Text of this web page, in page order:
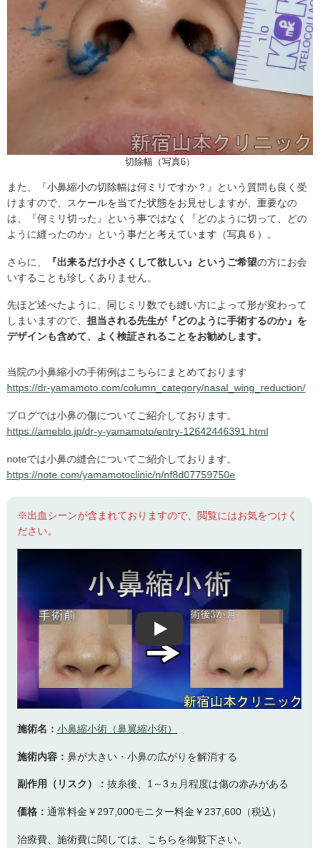
切除幅（写真6）
また、『小鼻縮小の切除幅は何ミリですか？』という質問も良く受
けますので、スケールを当てた状態をお見せしますが、重要なの
は、『何ミリ切った』という事ではなく『どのように切って、どの
ように縫ったのか』という事だと考えています（写真６）。
さらに、 『出来るだけ小さくして欲しい』というご希望の方にお会
いすることも珍しくありません。
先ほど述べたように、同じミリ数でも縫い方によって形が変わって
しまいますので、担当される先生が『どのように手術するのか』を
デザインも含めて、よく検証されることをお勧めします。
当院の小鼻縮小の手術例はこちらにまとめております
https://dr-yamamoto.com/column_category/nasal_wing_reduction/
ブログでは小鼻の傷についてご紹介しております。
https://ameblo.jp/dr-y-yamamoto/entry-12642446391.html
noteでは小鼻の縫合についてご紹介しております。
https://note.com/yamamotoclinic/n/nf8d07759750e
※出血シーンが含まれておりますので、閲覧にはお気をつけく
ださい。
Play
施術名：小鼻縮小術（鼻翼縮小術）
施術内容：鼻が大きい・小鼻の広がりを解消する
副作用（リスク）：抜糸後、1～3ヵ月程度は傷の赤みがある
価格：通常料金￥297,000モニター料金￥237,600（税込）
治療費、施術費に関しては、こちらを御覧下さい。